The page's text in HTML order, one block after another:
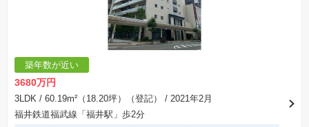
築年数が近い
3680万円
3LDK / 60.19m²（18.20坪）（登記）
/ 2021年2月
福井鉄道福武線「福井駅」歩2分